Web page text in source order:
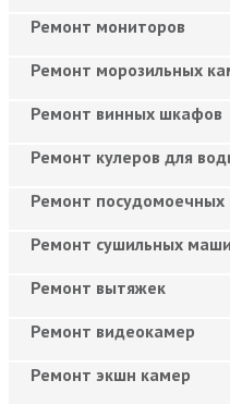
Ремонт мониторов
Ремонт морозильных
Ремонт винных шкафов
Ремонт кулеров для
Ремонт
Ремонт сушильных
Ремонт вытяжек
Ремонт видеокамер
Ремонт экшн камер